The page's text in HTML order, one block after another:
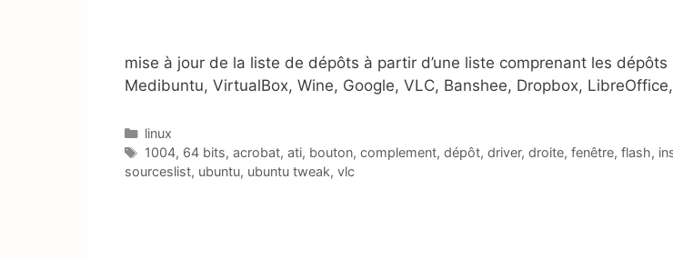
mise à jour de la liste de dépôts à partir d’une liste comprenant les
Medibuntu, VirtualBox, Wine, Google, VLC, Banshee, Dropbox,
Catégories
linux
Étiquettes
1004, 64 bits, acrobat, ati, bouton, complement, dépôt, driver, droite, fenêtre, flash,
sourceslist, ubuntu, ubuntu tweak, vlc